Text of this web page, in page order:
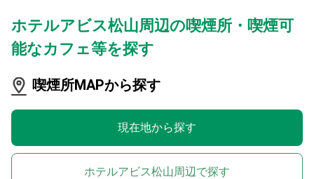
ホテルアビス松山周辺の喫煙所・喫煙可
能なカフェ等を探す
喫煙所MAPから探す
現在地から探す
ホテルアビス松山周辺で探す